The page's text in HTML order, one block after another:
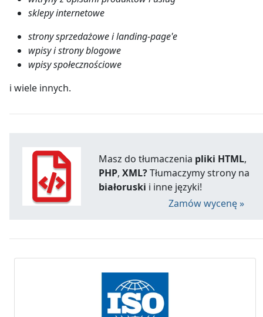
sklepy internetowe
strony sprzedażowe i landing-page'e
wpisy i strony blogowe
wpisy społecznościowe
i wiele innych.
Masz do tłumaczenia pliki HTML,
PHP, XML?Tłumaczymy strony na
białoruski i inne języki!
Zamów wycenę »